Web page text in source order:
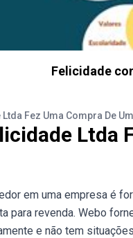
Felicidade
Fez Uma Compra De
Ltda
em uma empresa é
para revenda. Webo
e não tem